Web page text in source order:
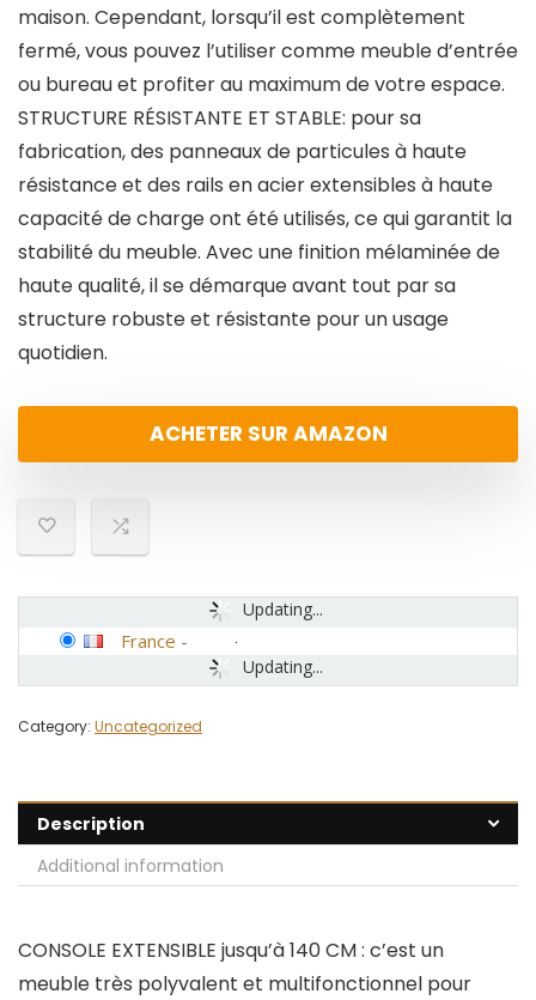
maison. Cependant, lorsqu’il est complètement
fermé, vous pouvez l’utiliser comme meuble d’entrée
ou bureau et profiter au maximum de votre espace.
STRUCTURE RÉSISTANTE ET STABLE: pour sa
fabrication, des panneaux de particules à haute
résistance et des rails en acier extensibles à haute
capacité de charge ont été utilisés, ce qui garantit la
stabilité du meuble. Avec une finition mélaminée de
haute qualité, il se démarque avant tout par sa
structure robuste et résistante pour un usage
quotidien.
ACHETER SUR AMAZON
Updating...
Updating...
France -
Category: Uncategorized
Description
Additional information
CONSOLE EXTENSIBLE jusqu’à 140 CM : c’est un
meuble très polyvalent et multifonctionnel pour